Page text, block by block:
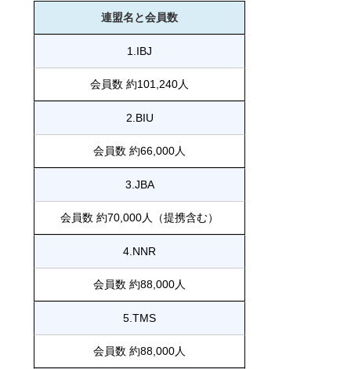
連盟名と会員数
1.IBJ
会員数 約101,240人
2.BIU
会員数 約66,000人
3.JBA
会員数 約70,000人（提携含む）
4.NNR
会員数 約88,000人
5.TMS
会員数 約88,000人